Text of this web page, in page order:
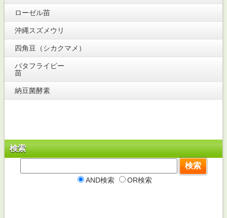
ローゼル苗
沖縄スズメウリ
四角豆（シカクマメ）
バタフライピー
苗
納豆菌酵素
検索
AND検索 OR検索